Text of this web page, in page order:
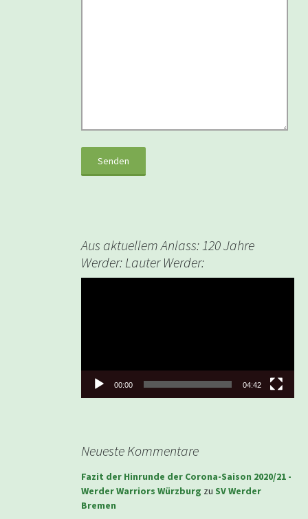
Aus aktuellem Anlass: 120 Jahre
Werder: Lauter Werder:
00:00 04:42
Neueste Kommentare
Fazit der Hinrunde der Corona-Saison 2020/21 -
Werder Warriors Würzburg zu SV Werder
Bremen